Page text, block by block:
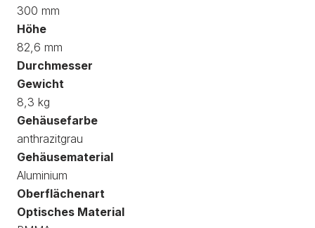
300 mm
Höhe
82,6 mm
Durchmesser
Gewicht
8,3 kg
Gehäusefarbe
anthrazitgrau
Gehäusematerial
Aluminium
Oberflächenart
Optisches Material